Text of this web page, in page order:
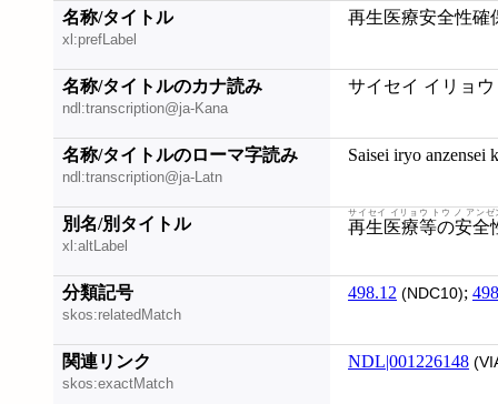
名称/タイトル
xl:prefLabel
再生医療安全性確
名称/タイトルのカナ読み
ndl:transcription@ja-Kana
サイセイ イリョ
名称/タイトルのローマ字読み
ndl:transcription@ja-Latn
Saisei iryo anzensei
別名/別タイトル
xl:altLabel
再生医療等の安全
サイセイ イリョウ トウ ノ アン
分類記号
skos:relatedMatch
498.12 (NDC10);
関連リンク
skos:exactMatch
NDL|001226148